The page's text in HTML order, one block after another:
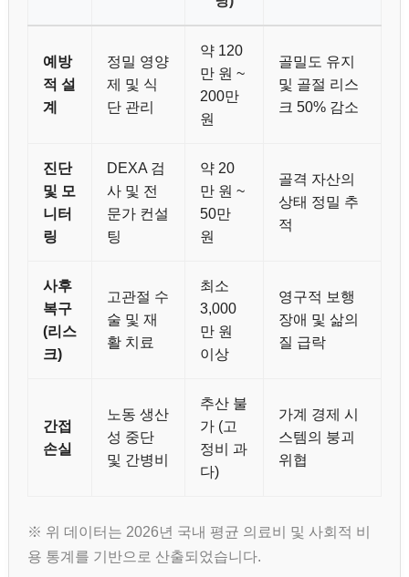
예방
적 설
계
정밀 영양
제 및 식
단 관리
약 120
만 원 ~
200만
원
골밀도 유지
및 골절 리스
크 50% 감소
진단
및 모
니터
링
DEXA 검
사 및 전
문가 컨설
팅
약 20
만 원 ~
50만
원
골격 자산의
상태 정밀 추
적
사후
복구
(리스
크)
고관절 수
술 및 재
활 치료
최소
3,000
만 원
이상
영구적 보행
장애 및 삶의
질 급락
간접
손실
노동 생산
성 중단
및 간병비
추산 불
가 (고
정비 과
다)
가계 경제 시
스템의 붕괴
위협
※ 위 데이터는 2026년 국내 평균 의료비 및 사회적 비
용 통계를 기반으로 산출되었습니다.